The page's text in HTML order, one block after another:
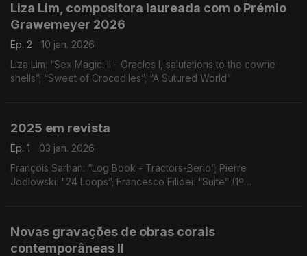
Liza Lim, compositora laureada com o Prémio
Grawemeyer 2026
Ep. 2
10 jan. 2026
Liza Lim: “Sex Magic: II - Oracles I, salutations to the cowrie
shells”; “Sweet of Crocodiles”; “A Sutured World”
2025 em revista
Ep. 1
03 jan. 2026
François Sarhan: “Log Book - Tractors-Berio”; Pierre
Jodlowski: "24 Loops”; Francesco Filidei: “Suite” (1º
Novas gravações de obras corais
contemporâneas II